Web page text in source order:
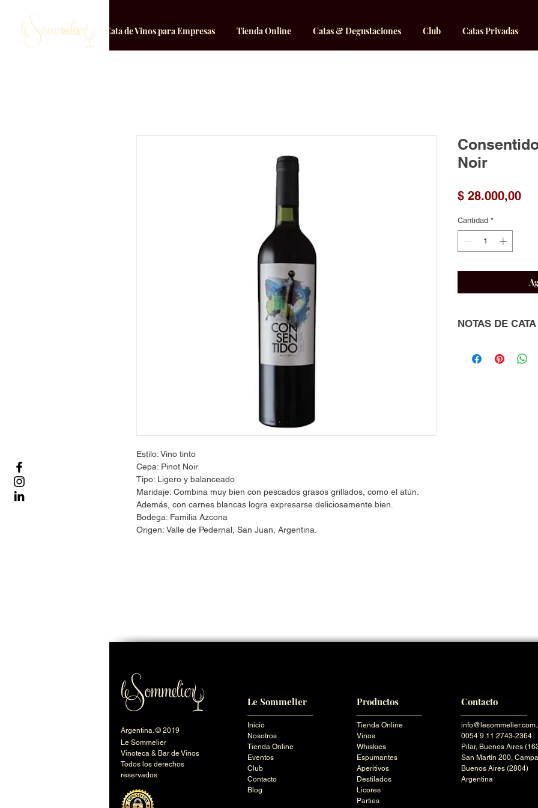
Inicio Cata de Vinos para Empresas Tienda Online Catas & Degustaciones Club Catas Privadas
Estilo: Vino tinto
Cepa: Pinot Noir
Tipo: Ligero y balanceado
Maridaje: Combina muy bien con pescados grasos grillados, como el atún.
Además, con carnes blancas logra expresarse deliciosamente bien.
Bodega: Familia Azcona
Origen: Valle de Pedernal, San Juan, Argentina.
Noir
$ 28.000,00
Cantidad *
NOTAS DE CATA
como frutilla,
Argentina. © 2019
Le Sommelier
Vinoteca & Bar de Vinos
Todos los derechos
reservados
Le Sommelier
Inicio
Nosotros
Tienda Online
Eventos
Club
Contacto
Blog
Productos
Tienda Online
Vinos
Whiskies
Espumantes
Aperitivos
Destilados
Licores
Parties
Contacto
0054 9 11 2743-2364
Pilar, Buenos Aires
San Martín 200,
Buenos Aires (2804)
Argentina